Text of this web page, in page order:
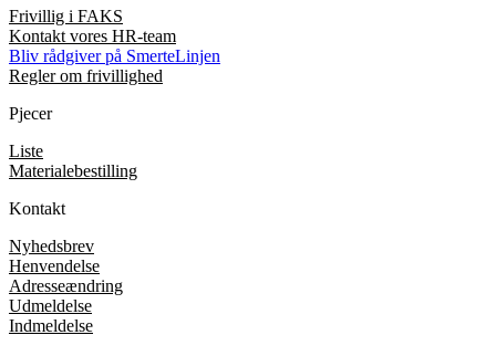
Frivillig i FAKS
Kontakt vores HR-team
Bliv rådgiver på SmerteLinjen
Regler om frivillighed
Pjecer
Liste
Materialebestilling
Kontakt
Nyhedsbrev
Henvendelse
Adresseændring
Udmeldelse
Indmeldelse